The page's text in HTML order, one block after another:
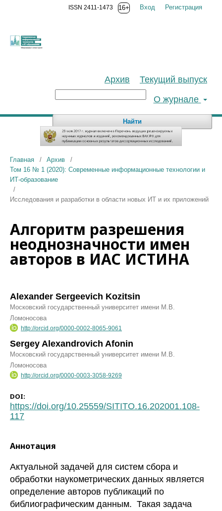
Текущий выпуск
Архив
О журнале
Найти
Регистрация
Вход
ISSN 2411-1473 16+
Главная / Архив
/
Том 16 № 1 (2020): Современные информационные технологии и
ИТ-образование
/
Исследования и разработки в области новых ИТ и их приложений
Алгоритм разрешения
неоднозначности имен
авторов в ИАС ИСТИНА
Alexander Sergeevich Kozitsin
Московский государственный университет имени М.В.
Ломоносова
http://orcid.org/0000-0002-8065-9061
Sergey Alexandrovich Afonin
Московский государственный университет имени М.В.
Ломоносова
http://orcid.org/0000-0003-3058-9269
DOI:
https://doi.org/10.25559/SITITO.16.202001.108-
117
Аннотация
Актуальной задачей для систем сбора и
обработки наукометрических данных является
определение авторов публикаций по
библиографическим данным. Такая задача